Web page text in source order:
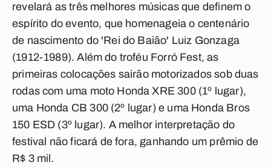
revelará as três melhores músicas que definem o
espírito do evento, que homenageia o centenário
de nascimento do 'Rei do Baião' Luiz Gonzaga
(1912-1989). Além do troféu Forró Fest, as
primeiras colocações sairão motorizados sob duas
rodas com uma moto Honda XRE 300 (1º lugar),
uma Honda CB 300 (2º lugar) e uma Honda Bros
150 ESD (3º lugar). A melhor interpretação do
festival não ficará de fora, ganhando um prêmio de
R$ 3 mil.